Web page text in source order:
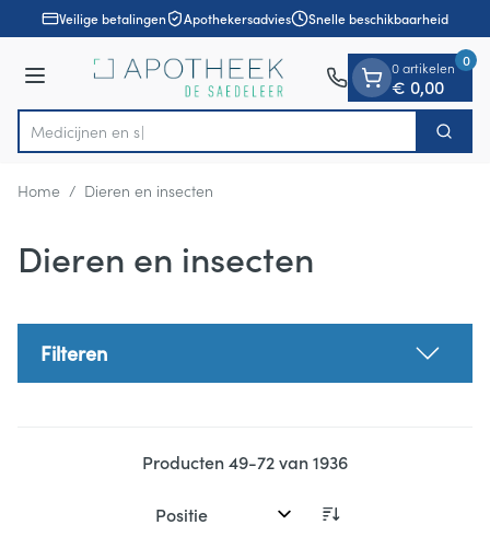
Ga naar de inhoud
1 van 1Veilige betalingen Apothekersadvies Snelle beschikbaarheid
Menu
Product, merk, categorie... Zoek
0 artikelen
€ 0,00
0
Home / Dieren en insecten
Dieren en insecten
Filteren
Producten49-72van1936
Sorteer op: